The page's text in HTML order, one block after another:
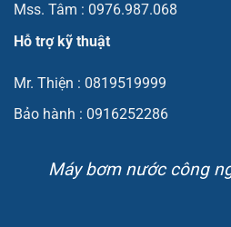
Mss. Tâm : 0976.987.068
Hỗ trợ kỹ thuật
Mr. Thiện : 0819519999
Bảo hành : 0916252286
Máy bơm nước công